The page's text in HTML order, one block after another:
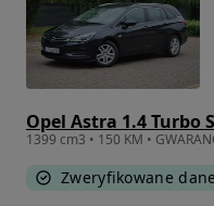
Opel Astra 1.4 Turbo
Zweryfikowane dane